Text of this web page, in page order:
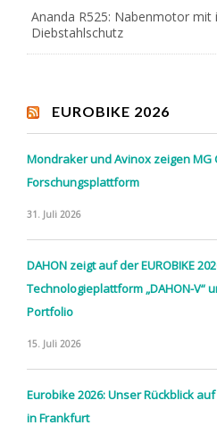
Ananda R525: Nabenmotor mit
Diebstahlschutz
EUROBIKE 2026
Mondraker und Avinox zeigen MG
Forschungsplattform
31. Juli 2026
DAHON zeigt auf der EUROBIKE
Technologieplattform „DAHON-V“
Portfolio
15. Juli 2026
Eurobike 2026: Unser Rückblick
in Frankfurt